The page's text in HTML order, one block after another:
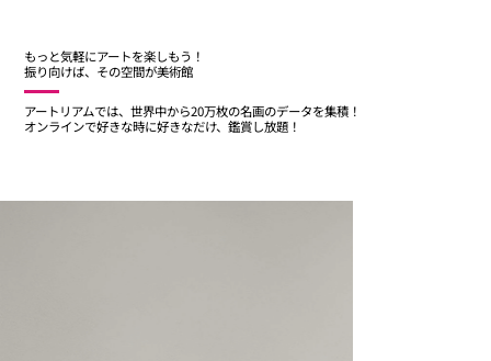
もっと気軽にアートを楽しもう！
振り向けば、その空間が美術館
アートリアムでは、世界中から20万枚の名画のデータを集積！
​オンラインで好きな時に好きなだけ、鑑賞し放題！